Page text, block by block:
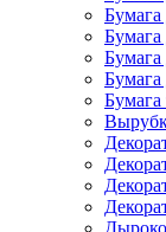
Бумага
Бумага
Бумага
Бумага
Бумага